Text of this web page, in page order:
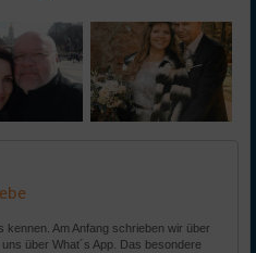
Am Anfang schrieben wir über
über What´s App. Das besondere